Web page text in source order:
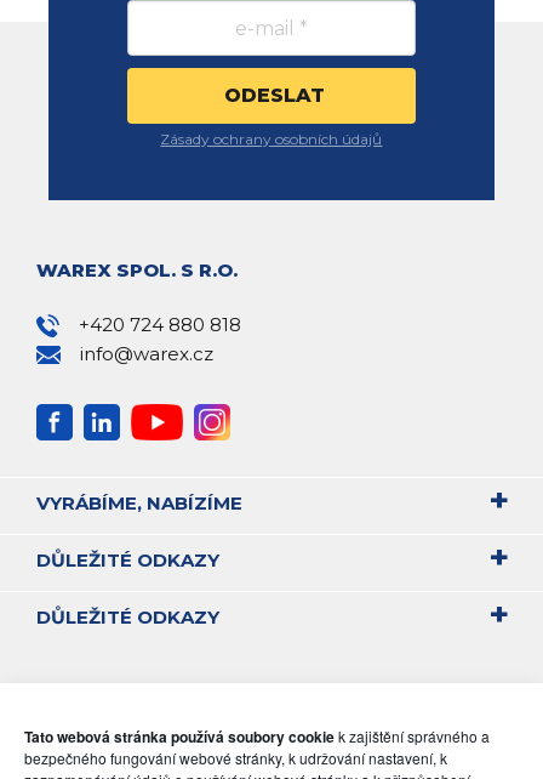
Tato webová stránka používá soubory cookiek zajištění správného a
bezpečného fungování webové stránky, k udržování nastavení, k
Zásady ochrany osobních údajů
WAREX SPOL. S R.O.
+420 724 880 818
info@warex.cz
VYRÁBÍME, NABÍZÍME
DŮLEŽITÉ ODKAZY
DŮLEŽITÉ ODKAZY